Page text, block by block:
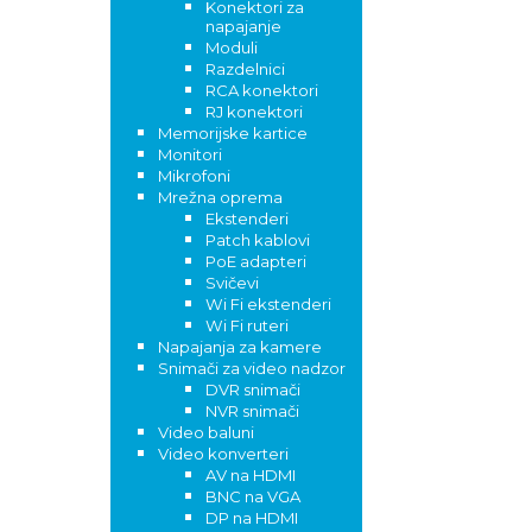
Konektori za
napajanje
Moduli
Razdelnici
RCA konektori
RJ konektori
Memorijske kartice
Monitori
Mikrofoni
Mrežna oprema
Ekstenderi
Patch kablovi
PoE adapteri
Svičevi
Wi Fi ekstenderi
Wi Fi ruteri
Napajanja za kamere
Snimači za video nadzor
DVR snimači
NVR snimači
Video baluni
Video konverteri
AV na HDMI
BNC na VGA
DP na HDMI